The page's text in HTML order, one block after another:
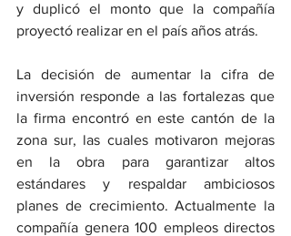
y duplicó el monto que la compañía
proyectó realizar en el país años atrás.
La decisión de aumentar la cifra de
inversión responde a las fortalezas que
la firma encontró en este cantón de la
zona sur, las cuales motivaron mejoras
en la obra para garantizar altos
estándares y respaldar ambiciosos
planes de crecimiento. Actualmente la
compañía genera 100 empleos directos